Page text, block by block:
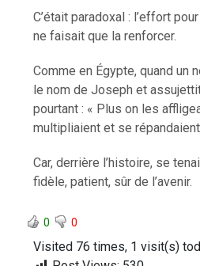
C’était paradoxal : l’effort
ne faisait que la renforcer.
Comme en Égypte, quand un
le nom de Joseph et
pourtant : « Plus on les
multipliaient et se
Car, derrière l’histoire, se
fidèle, patient, sûr de l’avenir.
0 0
Visited 76 times, 1 visit(s)